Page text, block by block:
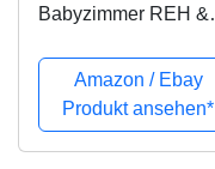
Babyzimmer REH &
120 x 69 cm (BxH) I
Blumen Kinderbilder
Deko Kinderzimmer
Mädchen Aufkleber
Amazon / Ebay
Produkt ansehen*